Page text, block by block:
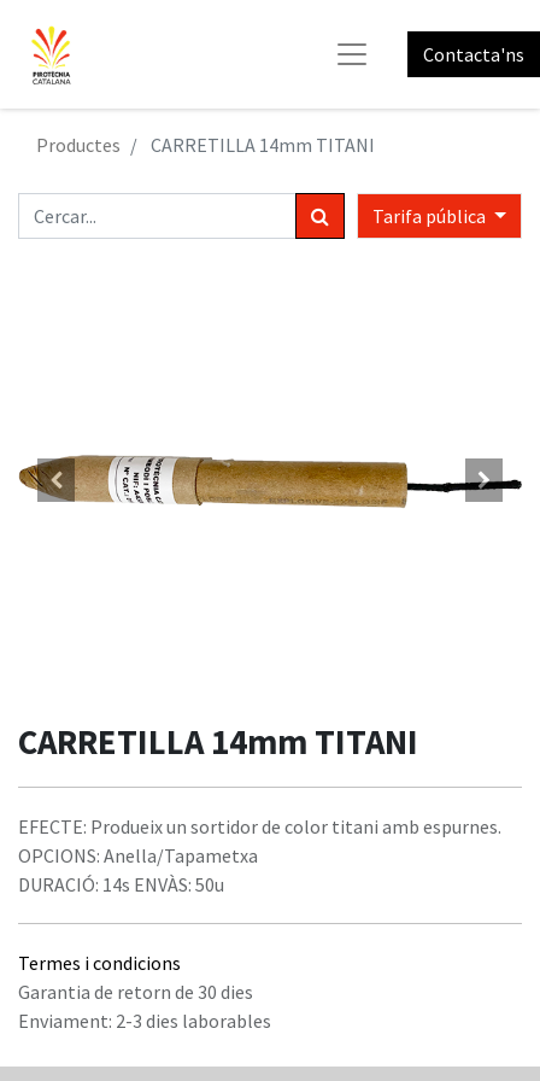
Contacta'ns
Productes CARRETILLA 14mm TITANI
Tarifa pública
CARRETILLA 14mm TITANI
EFECTE: Produeix un sortidor de color titani amb espurnes.
OPCIONS: Anella/Tapametxa
DURACIÓ: 14s ENVÀS: 50u
Termes i condicions
Garantia de retorn de 30 dies
Enviament: 2-3 dies laborables